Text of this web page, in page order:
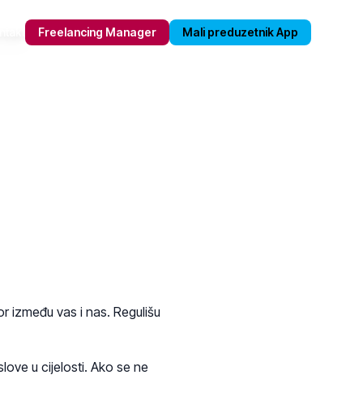
Freelancing Manager Mali preduzetnik App
između vas i nas. Regulišu
u cijelosti. Ako se ne